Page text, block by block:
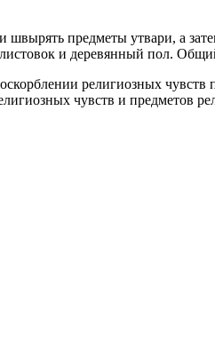
предметы утвари, а
и деревянный пол.
религиозных чувств
чувств и предметов